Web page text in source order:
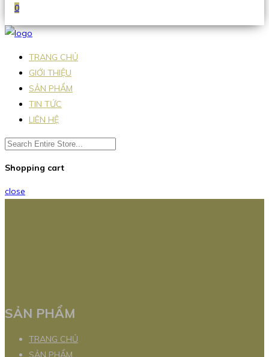
0
TRANG CHỦ
GIỚI THIỆU
SẢN PHẨM
TIN TỨC
LIÊN HỆ
Shopping cart
close
SẢN PHẨM
TRANG CHỦ
SẢN PHẨM